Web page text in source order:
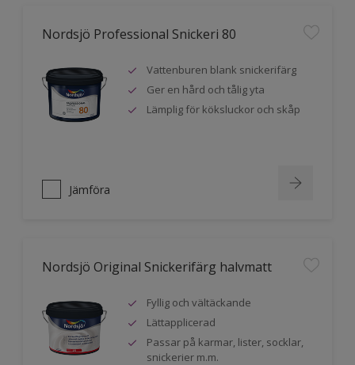
Nordsjö Professional Snickeri 80
Vattenburen blank snickerifärg
Ger en hård och tålig yta
Lämplig för köksluckor och skåp
Jämföra
Nordsjö Original Snickerifärg halvmatt
Fyllig och vältäckande
Lättapplicerad
Passar på karmar, lister, socklar,
snickerier m.m.